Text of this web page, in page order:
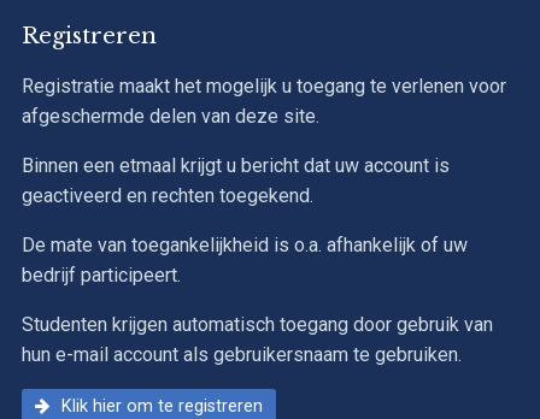
Registreren
Registratie maakt het mogelijk u toegang te verlenen voor
afgeschermde delen van deze site.
Binnen een etmaal krijgt u bericht dat uw account is
geactiveerd en rechten toegekend.
De mate van toegankelijkheid is o.a. afhankelijk of uw
bedrijf participeert.
Studenten krijgen automatisch toegang door gebruik van
hun e-mail account als gebruikersnaam te gebruiken.
Klik hier om te registreren